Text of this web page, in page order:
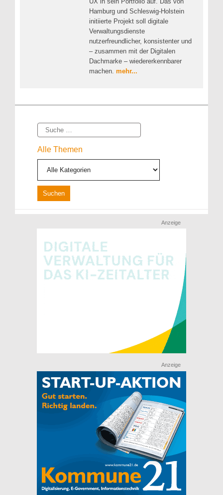
Hamburg und Schleswig-Holstein
initiierte Projekt soll digitale
Verwaltungsdienste
nutzerfreundlicher, konsistenter und
– zusammen mit der Digitalen
Dachmarke – wiedererkennbarer
machen. mehr...
Suche
Alle Themen
Anzeige
Anzeige